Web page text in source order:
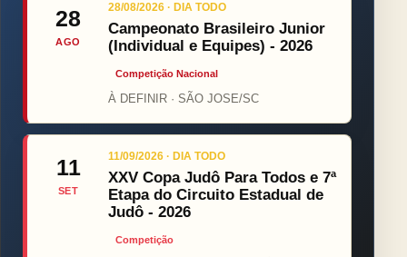
28
AGO
28/08/2026 · DIA TODO
Campeonato Brasileiro Junior
(Individual e Equipes) - 2026
Competição Nacional
À DEFINIR · SÃO JOSE/SC
11
SET
11/09/2026 · DIA TODO
XXV Copa Judô Para Todos e 7ª
Etapa do Circuito Estadual de
Judô - 2026
Competição